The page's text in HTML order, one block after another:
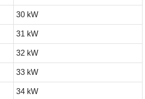
30 kW
31 kW
32 kW
33 kW
34 kW